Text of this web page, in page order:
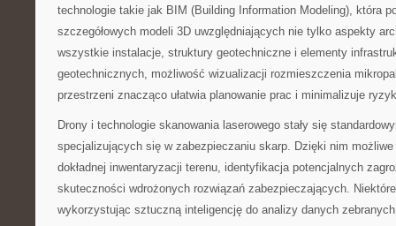
technologie takie jak BIM (Building Information Modeling), która
szczegółowych modeli 3D uwzględniających nie tylko aspekty
wszystkie instalacje, struktury geotechniczne i elementy
geotechnicznych, możliwość wizualizacji rozmieszczenia
przestrzeni znacząco ułatwia planowanie prac i minimalizuje
Drony i technologie skanowania laserowego stały się
specjalizujących się w zabezpieczaniu skarp. Dzięki nim
dokładnej inwentaryzacji terenu, identyfikacja potencjalnych
skuteczności wdrożonych rozwiązań zabezpieczających.
wykorzystując sztuczną inteligencję do analizy danych